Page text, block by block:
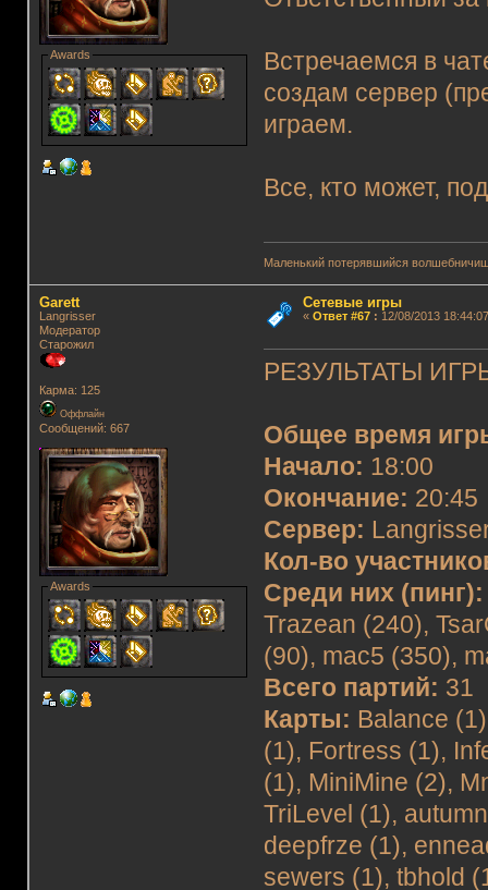
Awards
Встречаемся в
создам сервер
играем.
Все, кто может,
Маленький потерявшийся
Garett
Langrisser
Модератор
Старожил
Карма: 125
Оффлайн
Сообщений: 667
Awards
Сетевые игры
« Ответ #67: 12/08/2013
РЕЗУЛЬТАТЫ
Общее время
Начало: 18:00
Окончание: 20:45
Сервер:
Кол-во
Среди них (пинг):
Trazean (240),
(90), mac5 (350),
Всего партий: 31
Карты: Balance
(1), Fortress (1),
(1), MiniMine (2),
TriLevel (1),
deepfrze (1),
sewers (1), tbhold